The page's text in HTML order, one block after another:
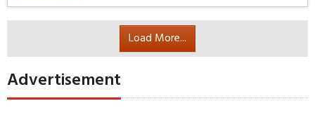
Load More...
Advertisement